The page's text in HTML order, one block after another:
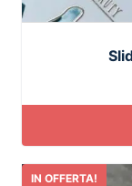
IN OFFERTA!